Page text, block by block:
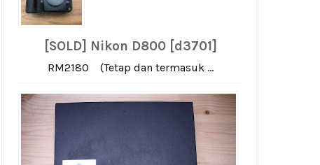
[SOLD] Nikon D800 [d3701]
RM2180 (Tetap dan termasuk ...